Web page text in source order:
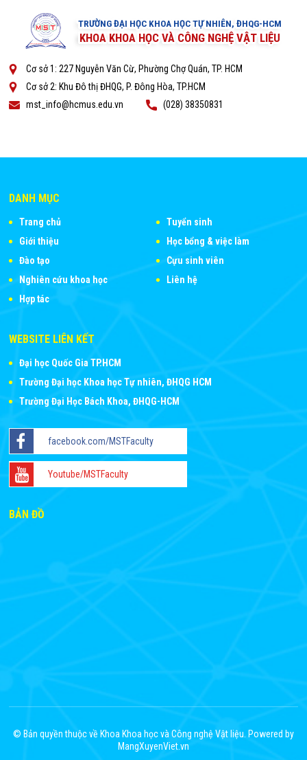
TRƯỜNG ĐẠI HỌC KHOA HỌC TỰ NHIÊN, ĐHQG-HCM
KHOA KHOA HỌC VÀ CÔNG NGHỆ VẬT LIỆU
Cơ sở 1: 227 Nguyễn Văn Cừ, Phường Chợ Quán, TP. HCM
Cơ sở 2: Khu Đô thị ĐHQG, P. Đông Hòa, TP.HCM
mst_info@hcmus.edu.vn
(028) 38350831
DANH MỤC
Trang chủ
Giới thiệu
Đào tạo
Nghiên cứu khoa học
Hợp tác
Tuyển sinh
Học bổng & việc làm
Cựu sinh viên
Liên hệ
WEBSITE LIÊN KẾT
Đại học Quốc Gia TP.HCM
Trường Đại học Khoa học Tự nhiên, ĐHQG HCM
Trường Đại Học Bách Khoa, ĐHQG-HCM
facebook.com/MSTFaculty
Youtube/MSTFaculty
BẢN ĐỒ
© Bản quyền thuộc về Khoa Khoa học và Công nghệ Vật liệu. Powered by
MangXuyenViet.vn